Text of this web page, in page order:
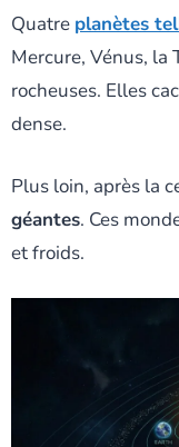
Quatre planètes
Mercure, Vénus, la
rocheuses. Elles
dense.
Plus loin, après la
géantes. Ces
et froids.